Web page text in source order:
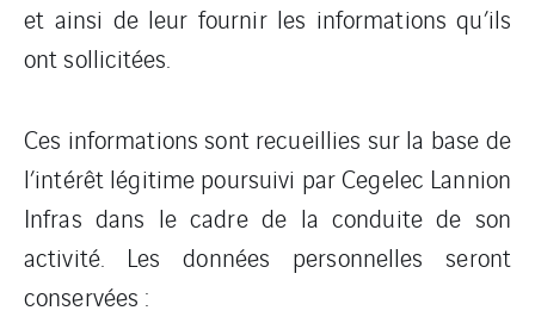
et ainsi de leur fournir les informations qu’ils
ont sollicitées.
Ces informations sont recueillies sur la base de
l’intérêt légitime poursuivi par Cegelec Lannion
Infras dans le cadre de la conduite de son
activité. Les données personnelles seront
conservées :